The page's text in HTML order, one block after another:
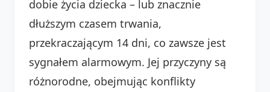
dobie życia dziecka – lub znacznie
dłuższym czasem trwania,
przekraczającym 14 dni, co zawsze jest
sygnałem alarmowym. Jej przyczyny są
różnorodne, obejmując konflikty